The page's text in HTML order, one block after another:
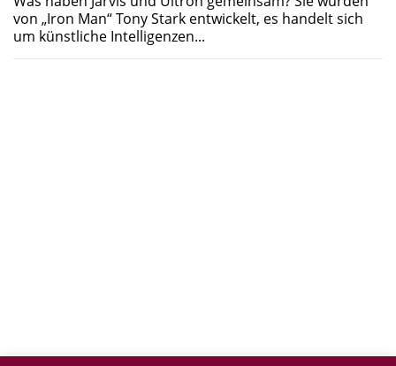
von „Iron Man“ Tony Stark entwickelt, es handelt sich
um künstliche Intelligenzen...